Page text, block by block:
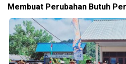
Membuat Perubahan Butuh